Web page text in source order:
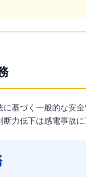
基づく一般的な安
力低下は感電事故